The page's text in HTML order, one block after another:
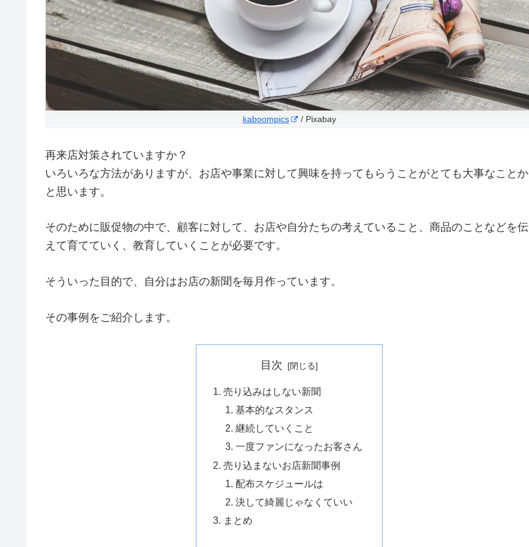
kaboompics / Pixabay
再来店対策されていますか？
いろいろな方法がありますが、お店や事業に対して興味を持ってもらうことがとても大事なことか
と思います。
そのために販促物の中で、顧客に対して、お店や自分たちの考えていること、商品のことなどを伝
えて育てていく、教育していくことが必要です。
そういった目的で、自分はお店の新聞を毎月作っています。
その事例をご紹介します。
目次
売り込みはしない新聞
基本的なスタンス
継続していくこと
一度ファンになったお客さん
売り込まないお店新聞事例
配布スケジュールは
決して綺麗じゃなくていい
まとめ